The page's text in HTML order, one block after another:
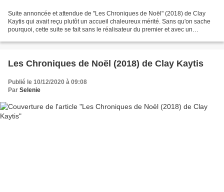
Suite annoncée et attendue de "Les Chroniques de Noël" (2018) de Clay
Kaytis qui avait reçu plutôt un accueil chaleureux mérité. Sans qu'on sache
pourquoi, cette suite se fait sans le réalisateur du premier et avec un
Les Chroniques de Noël (2018) de Clay Kaytis
Publié le 10/12/2020 à 09:08
Par Selenie